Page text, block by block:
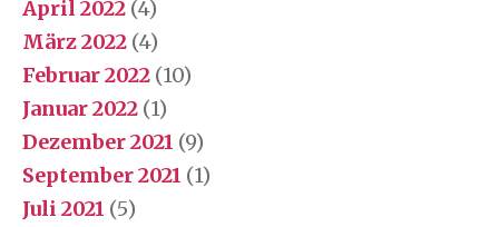
April 2022 (4)
März 2022 (4)
Februar 2022 (10)
Januar 2022 (1)
Dezember 2021 (9)
September 2021 (1)
Juli 2021 (5)